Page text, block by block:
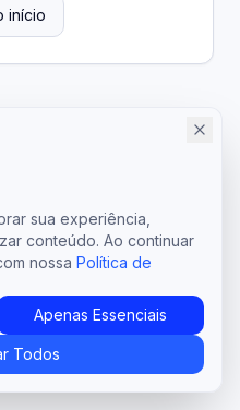
início
sua experiência,
conteúdo. Ao continuar
nossa Política de
Apenas Essenciais
Todos